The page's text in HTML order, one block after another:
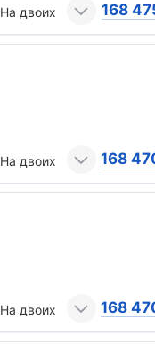
На двоих 168
На двоих 168
На двоих 168